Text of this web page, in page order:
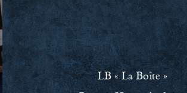
LB « La Boîte »